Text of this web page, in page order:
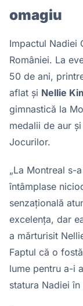
omagiu
Impactul Nadiei
României. La
50 de ani,
aflat și Nellie
gimnastică la
medalii de aur
Jocurilor.
„La Montreal s-
întâmplase
senzațională
excelența, dar
a mărturisit
Faptul că o
lume pentru a-i
statura Nadiei